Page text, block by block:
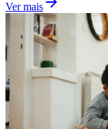
Santos
Ver mais